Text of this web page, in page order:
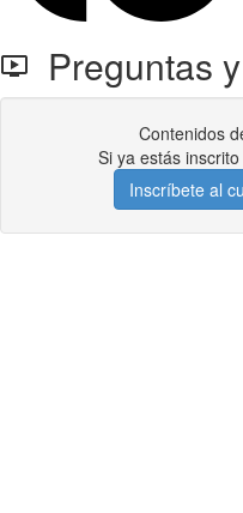
Preguntas
Contenidos
Si ya estás inscrito
Inscríbete al